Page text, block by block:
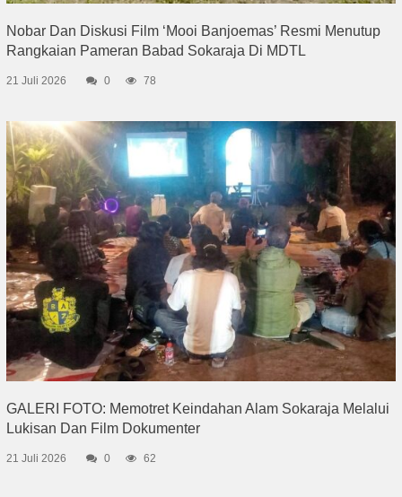
Nobar Dan Diskusi Film ‘Mooi Banjoemas’ Resmi Menutup
Rangkaian Pameran Babad Sokaraja Di MDTL
21 Juli 2026 0 78
GALERI FOTO: Memotret Keindahan Alam Sokaraja Melalui
Lukisan Dan Film Dokumenter
21 Juli 2026 0 62